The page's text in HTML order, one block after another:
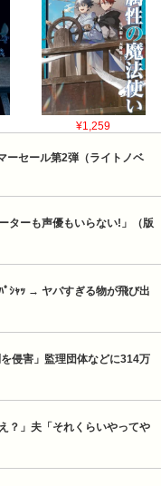
¥1,259
ーセール第2弾（ライトノベ
ターも声優もいらない!」（版
ｼｬｯ → ヤバすぎる物が飛び出
侵害」監理団体などに314万
？」夫「それくらいやってや